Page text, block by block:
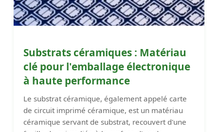
Substrats céramiques : Matériau
clé pour l'emballage électronique
à haute performance
Le substrat céramique, également appelé carte
de circuit imprimé céramique, est un matériau
céramique servant de substrat, recouvert d'une